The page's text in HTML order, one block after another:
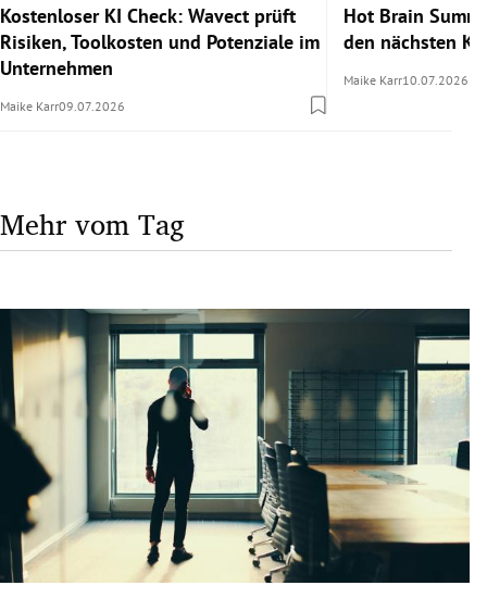
Kostenloser KI Check: Wavect prüft
Risiken, Toolkosten und Potenziale im
Unternehmen
Maike Karr09.07.2026
Hot Brain
den nächsten
Maike Karr10.07.2026
Mehr vom Tag